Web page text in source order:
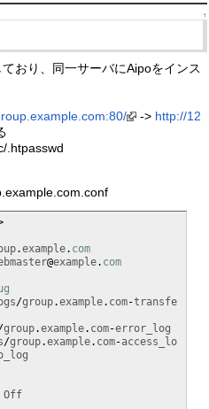
↑
おり、同一サーバにAipoをインス
-> http://12
.htpasswd
.example. com
@example. com
/group.example. com-transfe
group.example. com-error_log
/group.example. com-access_lo